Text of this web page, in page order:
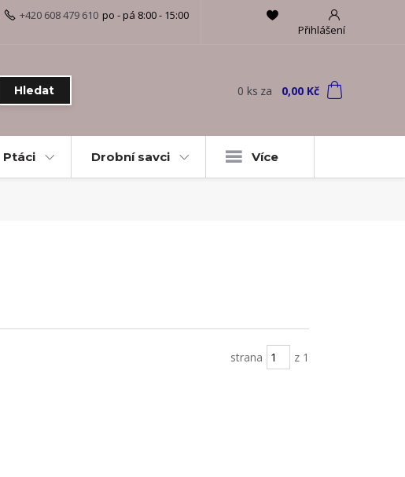
Přihlášení
Hledat
+420 608 479 610 po - pá 8:00 - 15:00
0 ks za 0,00 Kč
Ptáci Drobní savci Více
strana z 1